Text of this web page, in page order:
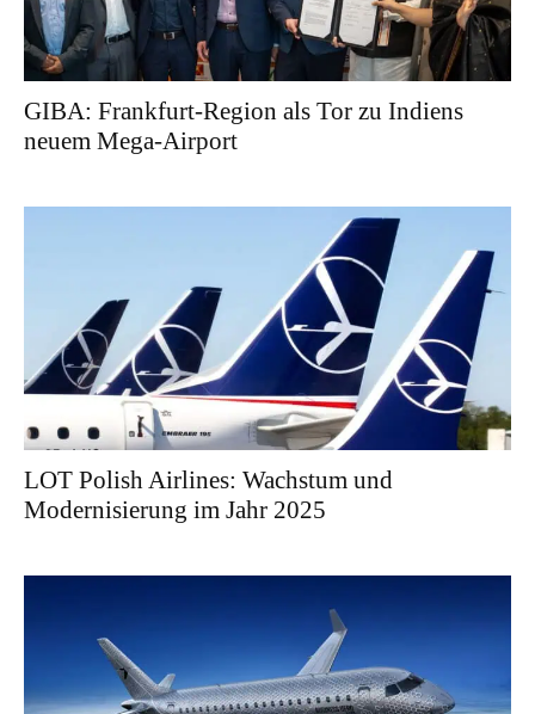
GIBA: Frankfurt-Region als Tor zu Indiens
neuem Mega-Airport
LOT Polish Airlines: Wachstum und
Modernisierung im Jahr 2025